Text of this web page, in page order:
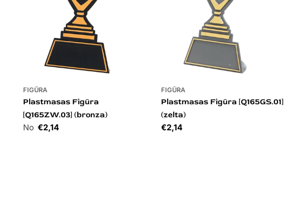
FIGŪRA
Plastmasas Figūra
[Q165ZW.03] (bronza)
Cena€2,14
FIGŪRA
Plastmasas Figūra [Q165GS.01]
(zelta)
Cena
€2,14